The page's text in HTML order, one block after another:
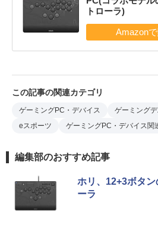
トローラ)
この記事の関連カテゴリ
ゲーミングPC・デバイス
ゲーミング
eスポーツ
ゲーミングPC・デバイス関
編集部のおすすめ記事
ホリ、12+3ボタ
ーラ